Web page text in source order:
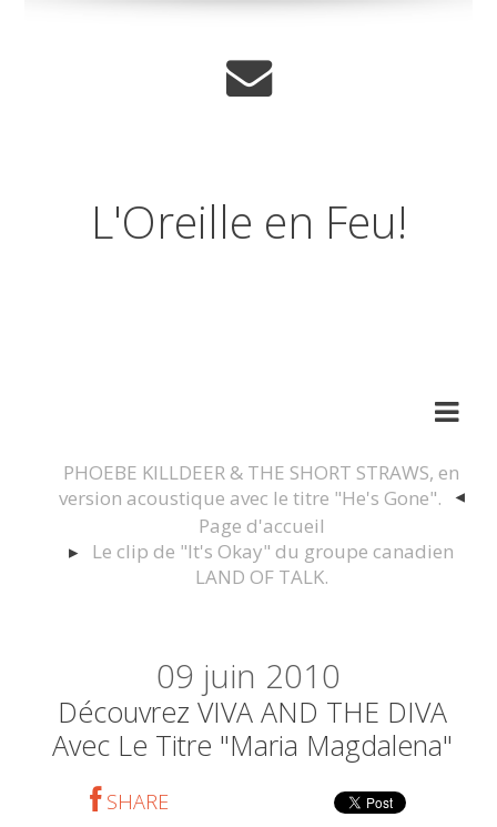
L'Oreille en Feu!
PHOEBE KILLDEER & THE SHORT STRAWS, en
version acoustique avec le titre "He's Gone".
Page d'accueil
Le clip de "It's Okay" du groupe canadien
LAND OF TALK.
09 juin 2010
Découvrez VIVA AND THE DIVA
Avec Le Titre "Maria Magdalena"
SHARE